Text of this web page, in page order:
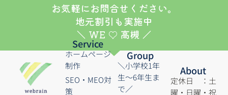
お気軽にお問合せください。
地元割引も実施中
＼ WE ♡ 高槻 ／
Service
ホームページ
制作
SEO・MEO対
策
Group
＼小学校1年
生～6年生ま
で／
About
定休日 ：土
曜・日曜・祝